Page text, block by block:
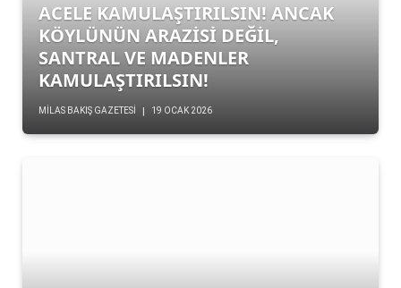
ACELE KAMULAŞTIRILSIN! ANCAK
KÖYLÜNÜN ARAZİSİ DEĞİL,
SANTRAL VE MADENLER
KAMULAŞTIRILSIN!
MILAS BAKIŞ GAZETESI 19 OCAK 2026